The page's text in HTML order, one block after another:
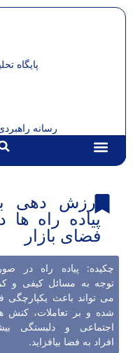
پایگاه
رسانه
ارزش دهی
پیاده راه ها
فضای بازار
چکیده: پیاده راه در
توجه به مسائل کیفی و
می تواند باعث یکپارچگی
شده و بر تعاملات، کنش
اجتماعی و دلبستگی
افراد به فضا بیافزاید.